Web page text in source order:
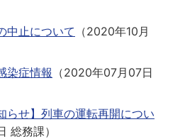
中止について （2020年10月
染症情報 （2020年07月07日
らせ】列車の運転再開につい
総務課）